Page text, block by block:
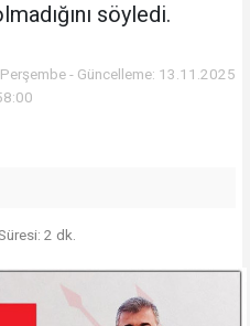
söyledi.
- Güncelleme: 13.11.2025
2 dk.